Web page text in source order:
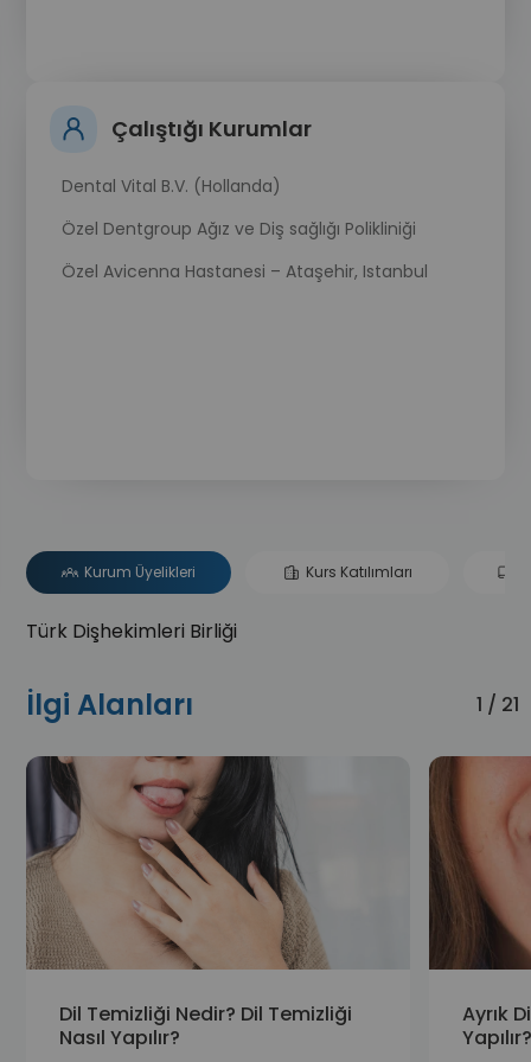
Çalıştığı Kurumlar
Dental Vital B.V. (Hollanda)
Özel Dentgroup Ağız ve Diş sağlığı Polikliniği
Özel Avicenna Hastanesi – Ataşehir, Istanbul
Kurum Üyelikleri Kurs Katılımları
Türk Dişhekimleri Birliği
İlgi Alanları 1 / 21
Dil Temizliği Nedir? Dil Temizliği
Nasıl Yapılır?
Ayrık
Yapılır?